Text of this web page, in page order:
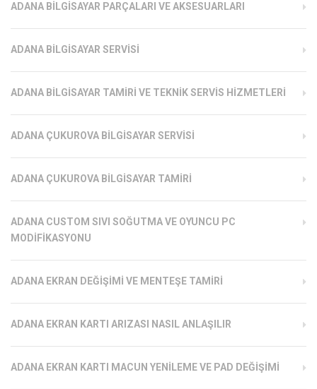
ADANA BILGISAYAR PARÇALARI VE AKSESUARLARI
ADANA BILGISAYAR SERVISI
ADANA BILGISAYAR TAMIRI VE TEKNIK SERVIS HIZMETLERI
ADANA ÇUKUROVA BILGISAYAR SERVISI
ADANA ÇUKUROVA BILGISAYAR TAMIRI
ADANA CUSTOM SIVI SOĞUTMA VE OYUNCU PC
MODIFIKASYONU
ADANA EKRAN DEĞIŞIMI VE MENTEŞE TAMIRI
ADANA EKRAN KARTI ARIZASI NASIL ANLAŞILIR
ADANA EKRAN KARTI MACUN YENILEME VE PAD DEĞIŞIMI